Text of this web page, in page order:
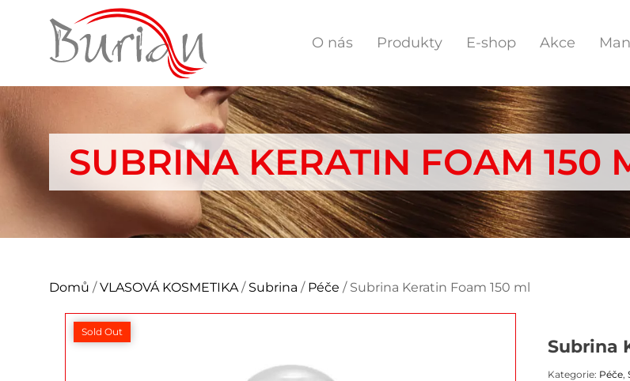
O nás Produkty E-shop Akce
SUBRINA KERATIN FOAM 150
Domů /VLASOVÁ KOSMETIKA / Subrina / Péče / Subrina Keratin Foam 150 ml
Sold Out
Subrina
Kategorie: Péče